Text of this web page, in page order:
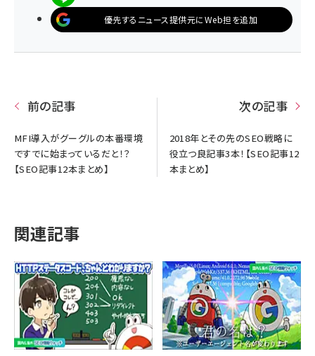
優先するニュース提供元にWeb担を追加
前の記事
MFI導入がグーグルの本番環境
ですでに始まっているだと！？
【SEO記事12本まとめ】
次の記事
2018年とその先のSEO戦略に
役立つ良記事3本！【SEO記事12
本まとめ】
関連記事